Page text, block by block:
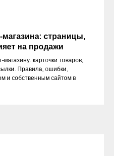
магазина: страницы,
на продажи
карточки товаров,
Правила, ошибки,
и собственным сайтом в